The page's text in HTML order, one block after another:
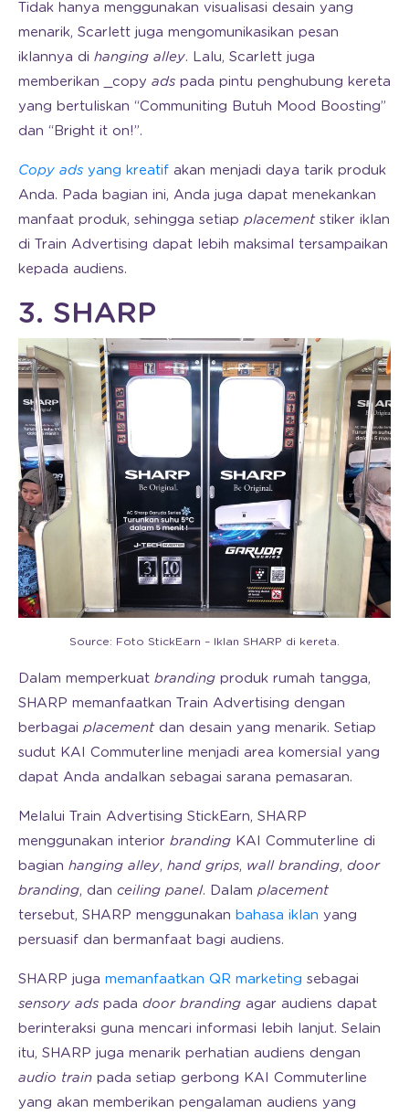
Tidak hanya menggunakan visualisasi desain yang
menarik, Scarlett juga mengomunikasikan pesan
iklannya di hanging alley. Lalu, Scarlett juga
memberikan _copy ads pada pintu penghubung kereta
yang bertuliskan “Communiting Butuh Mood Boosting”
dan “Bright it on!”.
Copy ads yang kreatif akan menjadi daya tarik produk
Anda. Pada bagian ini, Anda juga dapat menekankan
manfaat produk, sehingga setiap placementstiker iklan
di Train Advertising dapat lebih maksimal tersampaikan
kepada audiens.
3. SHARP
Source: Foto StickEarn – Iklan SHARP di kereta.
Dalam memperkuat branding produk rumah tangga,
SHARP memanfaatkan Train Advertising dengan
berbagai placementdan desain yang menarik. Setiap
sudut KAI Commuterline menjadi area komersial yang
dapat Anda andalkan sebagai sarana pemasaran.
Melalui Train Advertising StickEarn, SHARP
menggunakan interior branding KAI Commuterline di
bagian hanging alley, hand grips, wall branding, door
branding, dan ceiling panel. Dalam placement
tersebut, SHARP menggunakan bahasa iklan yang
persuasif dan bermanfaat bagi audiens.
SHARP juga memanfaatkan QR marketing sebagai
sensory ads pada door branding agar audiens dapat
berinteraksi guna mencari informasi lebih lanjut. Selain
itu, SHARP juga menarik perhatian audiens dengan
audio train pada setiap gerbong KAI Commuterline
yang akan memberikan pengalaman audiens yang